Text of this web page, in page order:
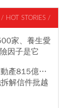
/ HOT STORIES /
家、養生愛
因子是它
動產815億…
解信件批越